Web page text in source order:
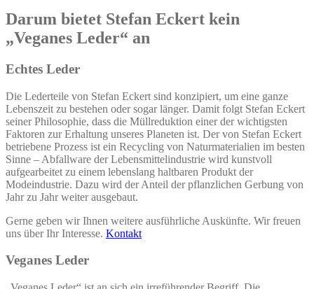
Darum bietet Stefan Eckert kein
„Veganes Leder“ an
Echtes Leder
Die Lederteile von Stefan Eckert sind konzipiert, um eine ganze
Lebenszeit zu bestehen oder sogar länger. Damit folgt Stefan Eckert
seiner Philosophie, dass die Müllreduktion einer der wichtigsten
Faktoren zur Erhaltung unseres Planeten ist. Der von Stefan Eckert
betriebene Prozess ist ein Recycling von Naturmaterialien im besten
Sinne – Abfallware der Lebensmittelindustrie wird kunstvoll
aufgearbeitet zu einem lebenslang haltbaren Produkt der
Modeindustrie. Dazu wird der Anteil der pflanzlichen Gerbung von
Jahr zu Jahr weiter ausgebaut.
Gerne geben wir Ihnen weitere ausführliche Auskünfte. Wir freuen
uns über Ihr Interesse. Kontakt
Veganes Leder